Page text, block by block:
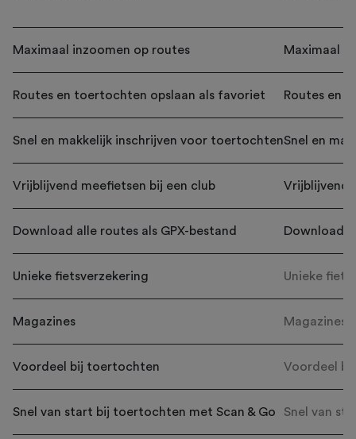
Maximaal inzoomen op routes
Routes en toertochten opslaan als favoriet
Snel en makkelijk inschrijven voor toertochten
Vrijblijvend meefietsen bij een club
Download alle routes als GPX-bestand
Unieke fietsverzekering
Magazines
Voordeel bij toertochten
Snel van start bij toertochten met Scan & Go
Maximaal
Routes en
Snel en
Vrijblijvend
Download
Unieke
Magazines
Voordeel
Snel van